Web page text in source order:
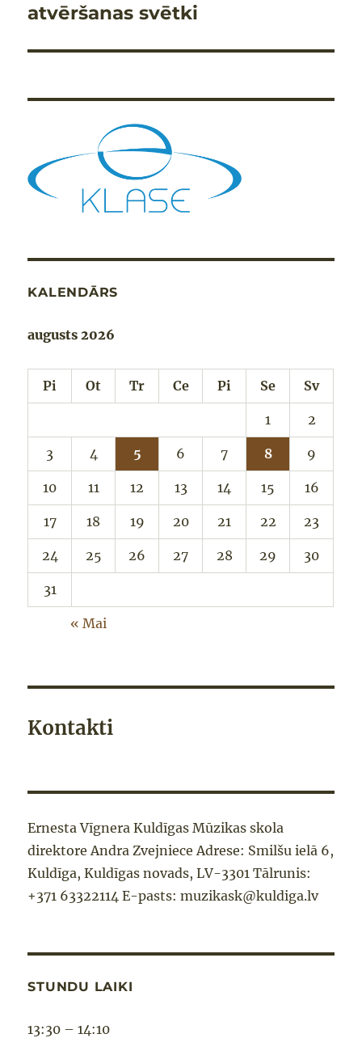
atvēršanas svētki
KALENDĀRS
augusts 2026
Pi Ot Tr Ce Pi Se Sv
1 2
3 4 5 6 7 8 9
10 11 12 13 14 15 16
17 18 19 20 21 22 23
24 25 26 27 28 29 30
31
« Mai
Kontakti
Ernesta Vīgnera Kuldīgas Mūzikas skola
direktore Andra Zvejniece Adrese: Smilšu ielā 6,
Kuldīga, Kuldīgas novads, LV-3301 Tālrunis:
+371 63322114 E-pasts: muzikask@kuldiga.lv
STUNDU LAIKI
13:30 – 14:10